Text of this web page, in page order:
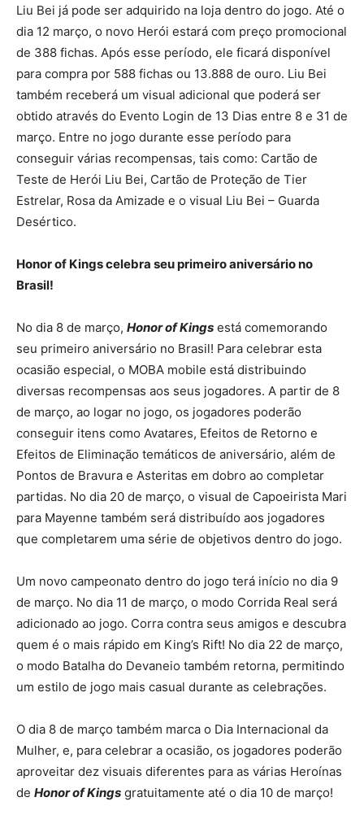
Liu Bei já pode ser adquirido na loja dentro do jogo. Até o
dia 12 março, o novo Herói estará com preço promocional
de 388 fichas. Após esse período, ele ficará disponível
para compra por 588 fichas ou 13.888 de ouro. Liu Bei
também receberá um visual adicional que poderá ser
obtido através do Evento Login de 13 Dias entre 8 e 31 de
março. Entre no jogo durante esse período para
conseguir várias recompensas, tais como: Cartão de
Teste de Herói Liu Bei, Cartão de Proteção de Tier
Estrelar, Rosa da Amizade e o visual Liu Bei – Guarda
Desértico.
Honor of Kings celebra seu primeiro aniversário no
Brasil!
No dia 8 de março, Honor of Kings está comemorando
seu primeiro aniversário no Brasil! Para celebrar esta
ocasião especial, o MOBA mobile está distribuindo
diversas recompensas aos seus jogadores. A partir de 8
de março, ao logar no jogo, os jogadores poderão
conseguir itens como Avatares, Efeitos de Retorno e
Efeitos de Eliminação temáticos de aniversário, além de
Pontos de Bravura e Asteritas em dobro ao completar
partidas. No dia 20 de março, o visual de Capoeirista Mari
para Mayenne também será distribuído aos jogadores
que completarem uma série de objetivos dentro do jogo.
Um novo campeonato dentro do jogo terá início no dia 9
de março. No dia 11 de março, o modo Corrida Real será
adicionado ao jogo. Corra contra seus amigos e descubra
quem é o mais rápido em King’s Rift! No dia 22 de março,
o modo Batalha do Devaneio também retorna, permitindo
um estilo de jogo mais casual durante as celebrações.
O dia 8 de março também marca o Dia Internacional da
Mulher, e, para celebrar a ocasião, os jogadores poderão
aproveitar dez visuais diferentes para as várias Heroínas
de Honor of Kings gratuitamente até o dia 10 de março!